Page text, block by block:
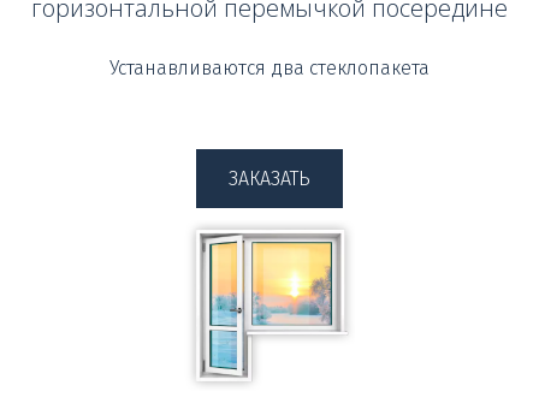
горизонтальной перемычкой посередине
Устанавливаются два стеклопакета
ЗАКАЗАТЬ